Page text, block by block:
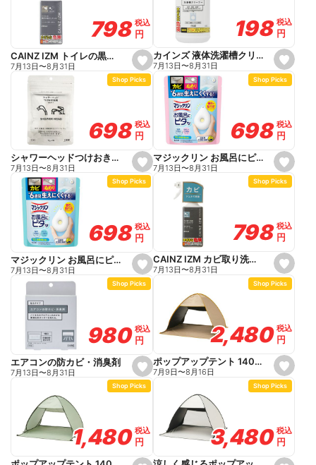
o
r
i
e
o
r
i
e
s
e
t
o
r
i
e
798
798税込
税込
円
円
CAINZ IZM トイレの黒ずみ落としジェルスプレー 280ml
7月13日〜8月31日
s
e
t
o
r
i
e
198
198 税込
税込
円
円
カインズ 液体洗濯槽クリーナー 550g
7月13日〜8月31日
s
e
t
o
r
i
e
Shop Picks
698
698税込
税込
円
円
シャワーヘッドつけおき洗剤
7月13日〜8月31日
s
e
t
o
r
i
e
Shop Picks
698
698 税込
税込
円
円
マジックリン お風呂にピタッ フローラル 本体
7月13日〜8月31日
s
e
t
o
r
i
e
Shop Picks
698
698税込
税込
円
円
マジックリン お風呂にピタッ シトラス 本体
7月13日〜8月31日
s
e
t
o
r
i
e
Shop Picks
798
798 税込
税込
円
円
CAINZ IZM カビ取り洗剤 ジェルスプレー 280ml
7月13日〜8月31日
s
e
t
o
r
i
e
Shop Picks
980
980税込
税込
円
円
エアコンの防カビ・消臭剤
7月13日〜8月31日
s
e
t
o
r
i
e
Shop Picks
2,480
2,480 税込
税込
円
円
ポップアップテント 140cm ブラックコーティング ベージュ
7月9日〜8月16日
Shop Picks
1,480
1,480税込
税込
円
円
Shop Picks
3,480
3,480 税込
税込
円
円